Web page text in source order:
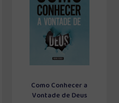
Como Conhecer a
Vontade de Deus